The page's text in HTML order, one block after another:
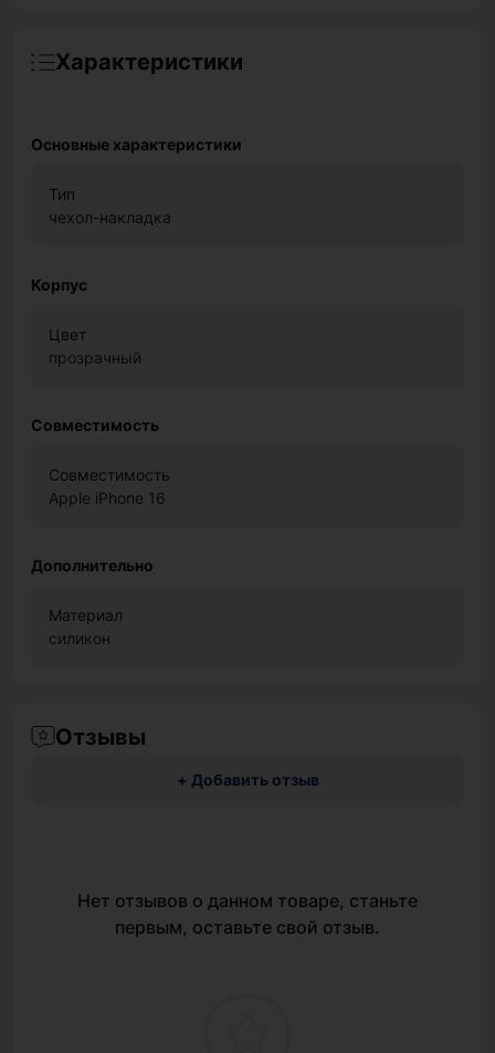
Характеристики
Основные характеристики
Тип
чехол-накладка
Корпус
Цвет
прозрачный
Совместимость
Совместимость
Apple iPhone 16
Дополнительно
Материал
силикон
Отзывы
+ Добавить отзыв
Нет отзывов о данном товаре, станьте
первым, оставьте свой отзыв.